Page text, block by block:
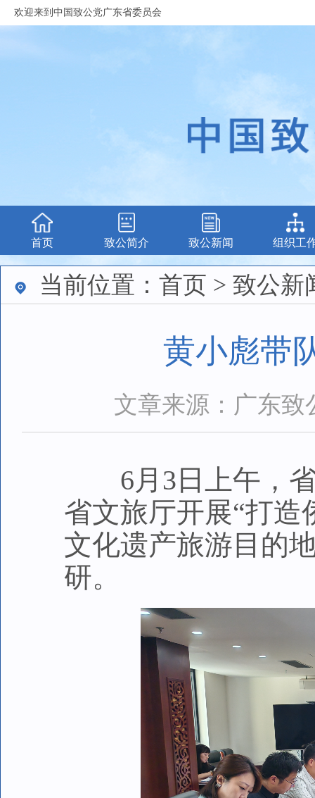
欢迎来到中国致公党广东省委员会
首页 致公简介 致公新闻 组织工
当前位置：首页 > 致公新
黄小彪带
文章来源：广东致
6月3日上午，省
省文旅厅开展“打
文化遗产旅游目的
研。